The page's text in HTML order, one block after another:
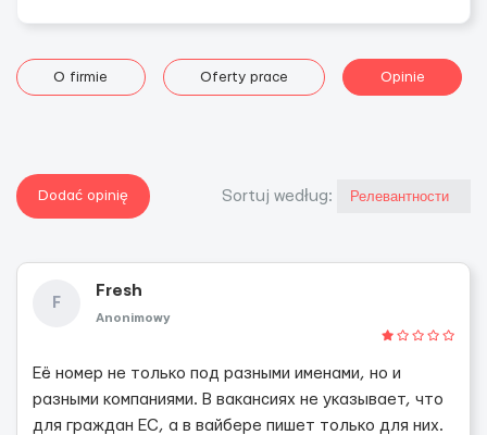
O firmie Oferty prace Opinie
Dodać opinię Sortuj według:
F
Fresh
Anonimowy
Её номер не только под разными именами, но и
разными компаниями. В вакансиях не указывает, что
для граждан ЕС, а в вайбере пишет только для них.